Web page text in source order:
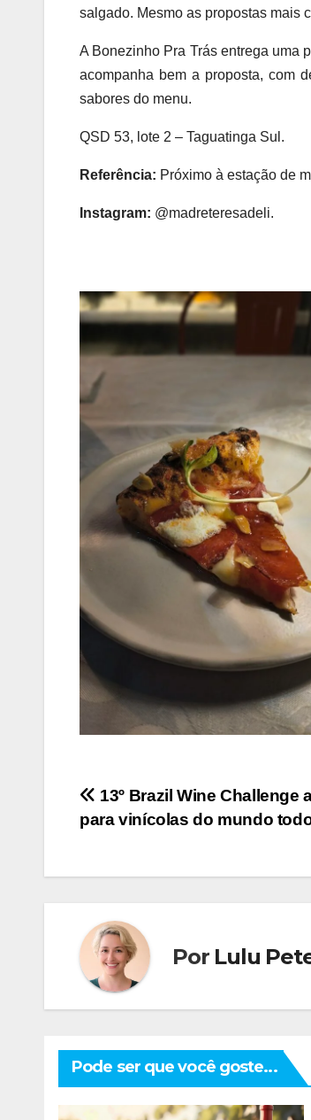
salgado. Mesmo as propostas mais
A Bonezinho Pra Trás entrega uma
acompanha bem a proposta, com
sabores do menu.
QSD 53, lote 2 – Taguatinga Sul.
Referência: Próximo à estação de
Instagram: @madreteresadeli.
Navegação
de
Post
13º Brazil Wine Challenge
para vinícolas do mundo
Por Lulu
Pode ser que você goste...